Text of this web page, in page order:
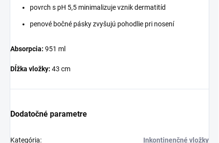
povrch s pH 5,5 minimalizuje vznik dermatitíd
penové bočné pásky zvyšujú pohodlie pri nosení
Absorpcia: 951 ml
Dĺžka vložky: 43 cm
Dodatočné parametre
Kategória: Inkontinenčné vložky